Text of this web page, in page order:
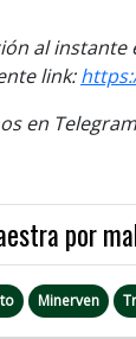
al
link:
en
por
Minerven